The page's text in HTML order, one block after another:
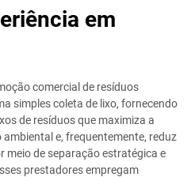
em
comercial de resíduos
simples coleta de lixo, fornecendo
de resíduos que maximiza a
e, frequentemente, reduz
meio de separação estratégica e
prestadores empregam